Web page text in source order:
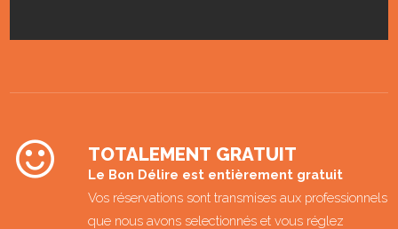
TOTALEMENT GRATUIT
Le Bon Délire est entièrement gratuit
Vos réservations sont transmises aux professionnels
que nous avons selectionnés et vous réglez